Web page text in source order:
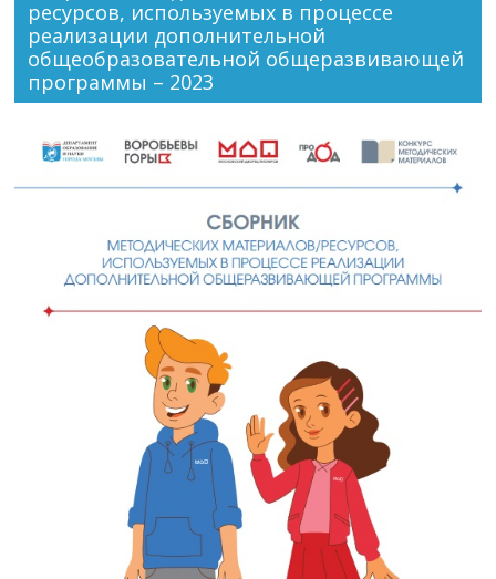
ресурсов, используемых в процессе
реализации дополнительной
общеобразовательной общеразвивающей
программы – 2023